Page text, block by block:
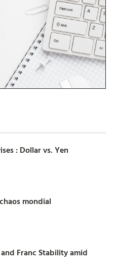
: Dollar vs. Yen
mondial
Franc Stability amid